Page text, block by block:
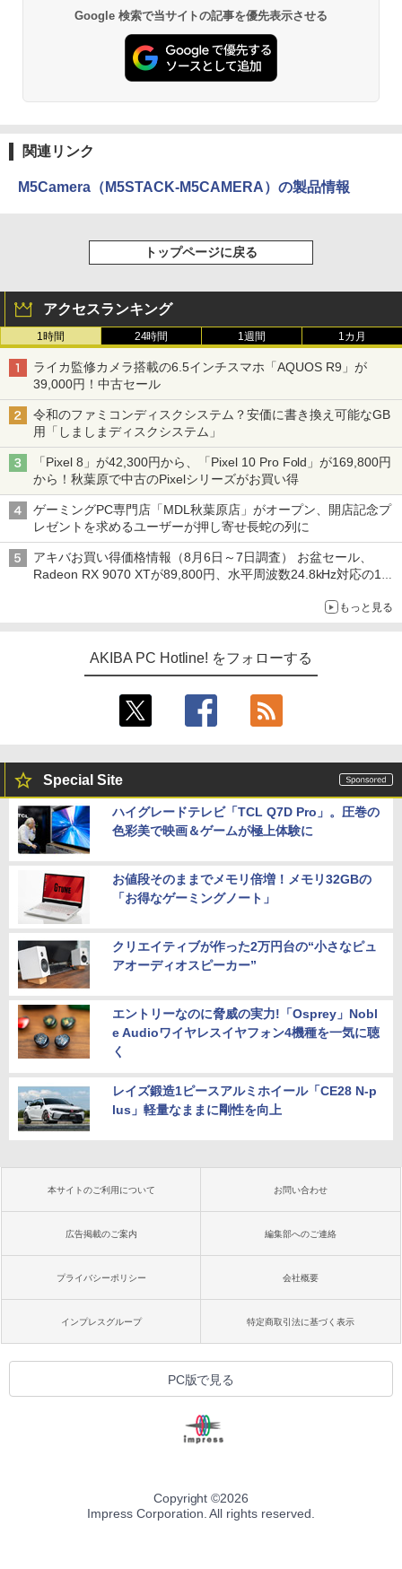
Google 検索で当サイトの記事を優先表示させる
関連リンク
M5Camera（M5STACK-M5CAMERA）の製品情報
トップページに戻る
アクセスランキング
1時間 24時間 1週間 1カ月
ライカ監修カメラ搭載の6.5インチスマホ「AQUOS R9」が
39,000円！中古セール
令和のファミコンディスクシステム？安価に書き換え可能なGB
用「しましまディスクシステム」
「Pixel 8」が42,300円から、「Pixel 10 Pro Fold」が169,800円
から！秋葉原で中古のPixelシリーズがお買い得
ゲーミングPC専門店「MDL秋葉原店」がオープン、開店記念プ
レゼントを求めるユーザーが押し寄せ長蛇の列に
アキバお買い得価格情報（8月6日～7日調査） お盆セール、
Radeon RX 9070 XTが89,800円、水平周波数24.8kHz対応の17
もっと見る
AKIBA PC Hotline! をフォローする
Special Site
ハイグレードテレビ「TCL Q7D Pro」。圧巻の
色彩美で映画＆ゲームが極上体験に
お値段そのままでメモリ倍増！メモリ32GBの
「お得なゲーミングノート」
クリエイティブが作った2万円台の“小さなピュ
アオーディオスピーカー”
エントリーなのに脅威の実力!「Osprey」Nobl
e Audioワイヤレスイヤフォン4機種を一気に聴
く
レイズ鍛造1ピースアルミホイール「CE28 N-p
lus」軽量なままに剛性を向上
本サイトのご利用について お問い合わせ
広告掲載のご案内 編集部へのご連絡
プライバシーポリシー 会社概要
インプレスグループ 特定商取引法に基づく表示
PC版で見る
Copyright ©2026
Impress Corporation. All rights reserved.